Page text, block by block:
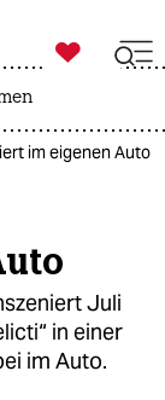

taz zahl ich
im eigenen Auto
Juli
in einer
im Auto.